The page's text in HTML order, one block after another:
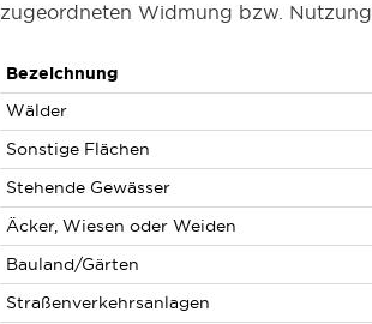
zugeordneten Widmung bzw.
Bezeichnung
Wälder
Sonstige Flächen
Stehende Gewässer
Äcker, Wiesen oder Weiden
Bauland/Gärten
Straßenverkehrsanlagen